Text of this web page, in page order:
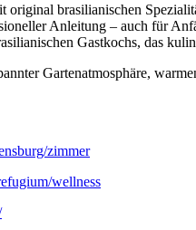
brasilianischen
Anleitung – auch für
Gastkochs, das
Gartenatmosphäre,
zimmer
wellness